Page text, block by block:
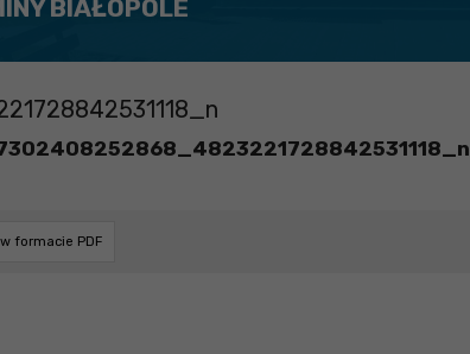
BIAŁOPOLE
formacie PDF